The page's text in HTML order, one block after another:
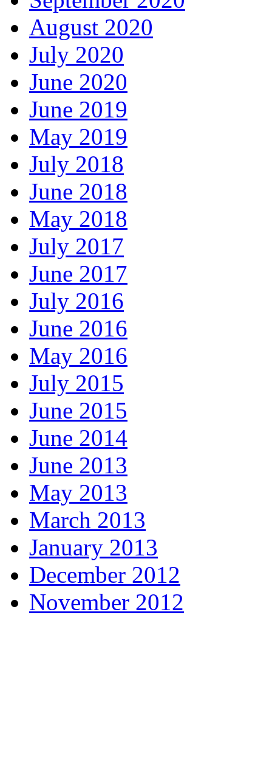
August 2020
July 2020
June 2020
June 2019
May 2019
July 2018
June 2018
May 2018
July 2017
June 2017
July 2016
June 2016
May 2016
July 2015
June 2015
June 2014
June 2013
May 2013
March 2013
January 2013
December 2012
November 2012